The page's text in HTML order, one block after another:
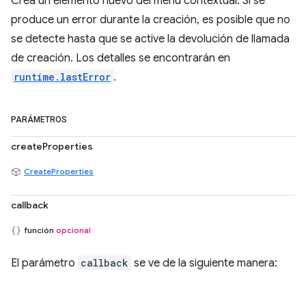
produce un error durante la creación, es posible que no
se detecte hasta que se active la devolución de llamada
de creación. Los detalles se encontrarán en
runtime.lastError .
PARÁMETROS
createProperties
CreateProperties
callback
función opcional
El parámetro callback se ve de la siguiente manera: